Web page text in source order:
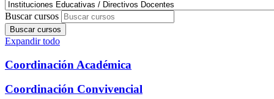
Buscar cursos
Buscar cursos
Expandir todo
Coordinación Académica
Coordinación Convivencial